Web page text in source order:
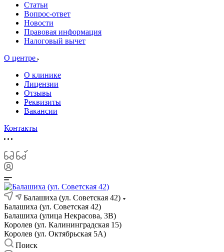
Статьи
Вопрос-ответ
Новости
Правовая информация
Налоговый вычет
О центре
О клинике
Лицензии
Отзывы
Реквизиты
Вакансии
Контакты
Балашиха (ул. Советская 42)
Балашиха (ул. Советская 42)
Балашиха (улица Некрасова, 3В)
Королев (ул. Калининградская 15)
Королев (ул. Октябрьская 5А)
Поиск